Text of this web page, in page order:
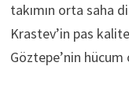
takımın orta saha
Krastev’in pas
Göztepe’nin